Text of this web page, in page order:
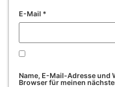
E-Mail *
Name, E-Mail-Adresse und
Browser für meinen